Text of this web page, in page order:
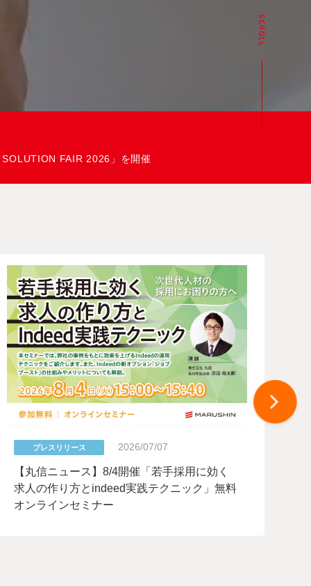
SOLUTION FAIR 2026」を開催
プレスリリース 2026/07/07
【丸信ニュース】8/4開催「若手採用に効く
求人の作り方とindeed実践テクニック」無料
オンラインセミナー